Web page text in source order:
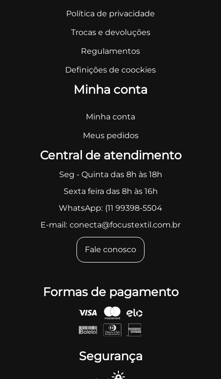
Política de privacidade
Trocas e devoluções
Regulamentos
Definições de coockies
Minha conta
Minha conta
Meus pedidos
Central de atendimento
Seg - Quinta das 8h às 18h
Sexta feira das 8h às 16h
WhatsApp: (11 99398-5504
E-mail: conecta@focustextil.com.br
Fale conosco
Formas de pagamento
Segurança